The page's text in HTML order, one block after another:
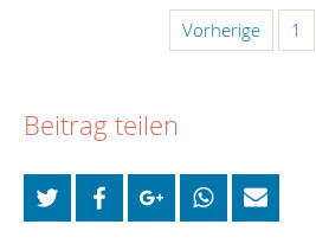
Vorherige 1
Beitrag teilen